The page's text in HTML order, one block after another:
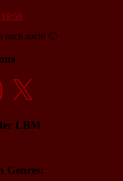
euch auch! 🙂
X
LBM
Genres: